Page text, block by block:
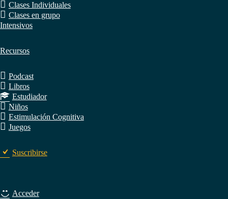
Clases Individuales
Clases en grupo
Intensivos
Recursos
Podcast
Libros
Estudiador
Niños
Estimulación Cognitiva
Juegos
Suscribirse
Acceder